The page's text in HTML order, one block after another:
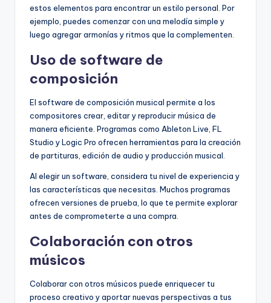
estos elementos para encontrar un estilo personal. Por
ejemplo, puedes comenzar con una melodía simple y
luego agregar armonías y ritmos que la complementen.
Uso de software de
composición
El software de composición musical permite a los
compositores crear, editar y reproducir música de
manera eficiente. Programas como Ableton Live, FL
Studio y Logic Pro ofrecen herramientas para la creación
de partituras, edición de audio y producción musical.
Al elegir un software, considera tu nivel de experiencia y
las características que necesitas. Muchos programas
ofrecen versiones de prueba, lo que te permite explorar
antes de comprometerte a una compra.
Colaboración con otros
músicos
Colaborar con otros músicos puede enriquecer tu
proceso creativo y aportar nuevas perspectivas a tus